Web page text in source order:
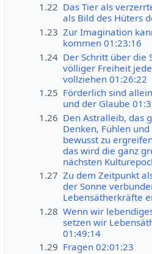
1.22 Das Tier als
als Bild des Hüters
1.23 Zur Imagination
kommen 01:23:16
1.24 Der Schritt über die
völliger Freiheit
vollziehen 01:26:22
1.25 Förderlich sind
und der Glaube
1.26 Den Astralleib, das
Denken, Fühlen
bewusst zu
das wird die ganz
nächsten
1.27 Zu dem Zeitpunkt
der Sonne
Lebensätherkräfte
1.28 Wenn wir
setzen wir
01:49:14
1.29 Fragen 02:01:23